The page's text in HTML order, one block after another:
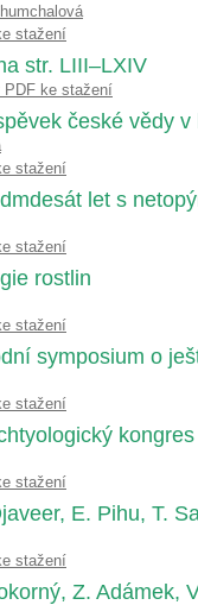
stažení
str. LIII–LXIV
PDF ke stažení
české vědy v
stažení
let s
stažení
rostlin
stažení
symposium o
stažení
kongres
stažení
E. Pihu, T.
stažení
Z. Adámek,